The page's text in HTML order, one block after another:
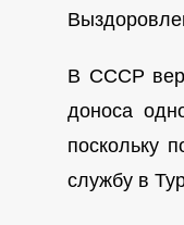
В СССР
доноса
поскольку
службу в